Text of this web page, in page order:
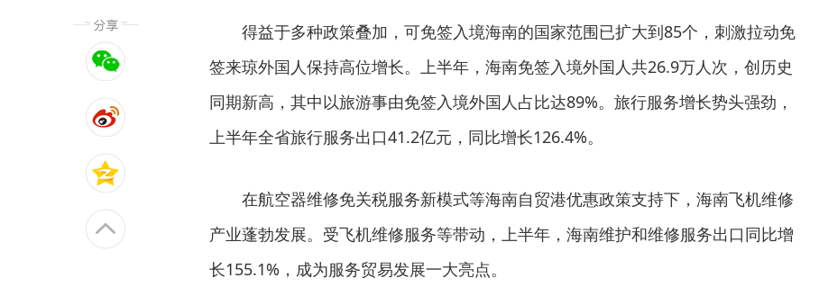
得益于多种政策叠加，可免签入境海南的国家范围已扩大到85个，刺激拉动免
签来琼外国人保持高位增长。上半年，海南免签入境外国人共26.9万人次，创历史
同期新高，其中以旅游事由免签入境外国人占比达89%。旅行服务增长势头强劲，
上半年全省旅行服务出口41.2亿元，同比增长126.4%。
在航空器维修免关税服务新模式等海南自贸港优惠政策支持下，海南飞机维修
产业蓬勃发展。受飞机维修服务等带动，上半年，海南维护和维修服务出口同比增
长155.1%，成为服务贸易发展一大亮点。